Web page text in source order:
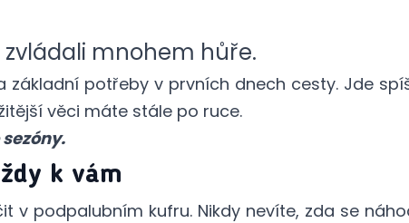
mnohem hůře.
potřeby v prvních dnech cesty. Jde
věci máte stále po ruce.
k vám
v podpalubním kufru. Nikdy nevíte, zda se